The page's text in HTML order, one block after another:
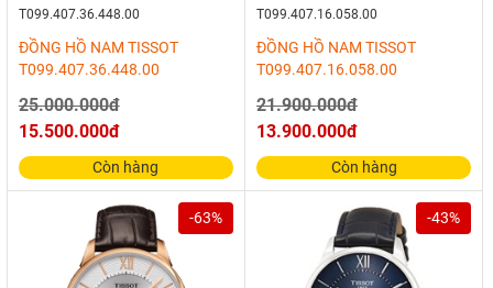
T099.407.36.448.00
ĐỒNG HỒ NAM TISSOT
T099.407.36.448.00
25.000.000đ
15.500.000đ
Còn hàng
T099.407.16.058.00
ĐỒNG HỒ NAM TISSOT
T099.407.16.058.00
21.900.000đ
13.900.000đ
Còn hàng
-63% -43%